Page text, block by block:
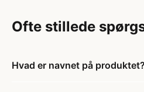
Ofte stillede
Hvad er navnet på produktet?